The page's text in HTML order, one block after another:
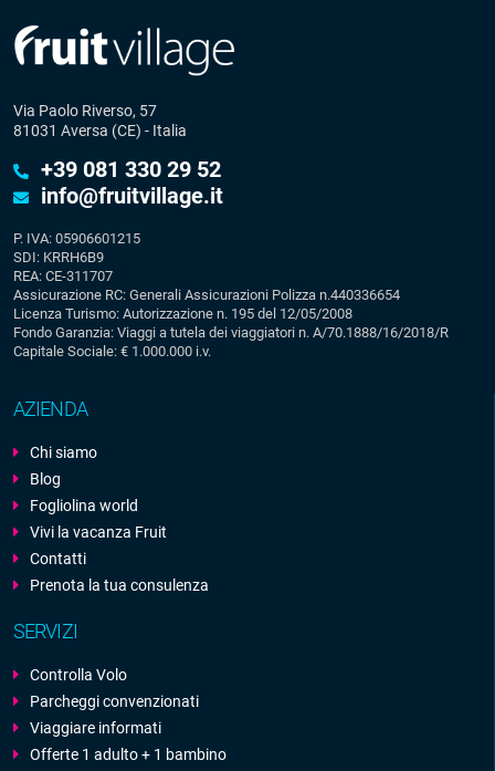
Via Paolo Riverso, 57
81031 Aversa (CE) - Italia
+39 081 330 29 52
info@fruitvillage.it
P. IVA: 05906601215
SDI: KRRH6B9
REA: CE-311707
Assicurazione RC: Generali Assicurazioni Polizza n.440336654
Licenza Turismo: Autorizzazione n. 195 del 12/05/2008
Fondo Garanzia: Viaggi a tutela dei viaggiatori n. A/70.1888/16/2018/R
Capitale Sociale: € 1.000.000 i.v.
AZIENDA
Chi siamo
Blog
Fogliolina world
Vivi la vacanza Fruit
Contatti
Prenota la tua consulenza
SERVIZI
Controlla Volo
Parcheggi convenzionati
Viaggiare informati
Offerte 1 adulto + 1 bambino